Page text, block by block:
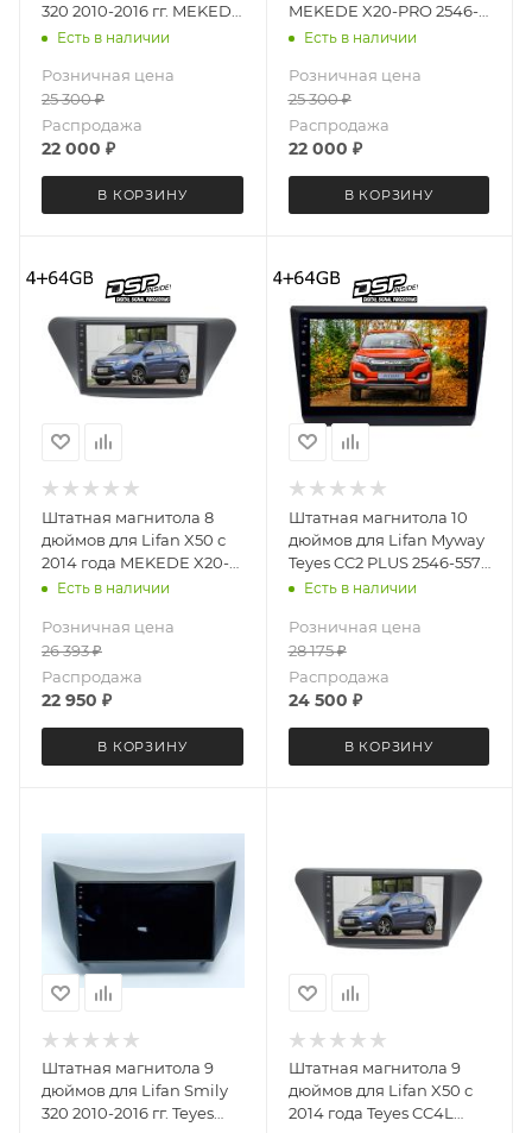
320 2010-2016 гг. MEKEDE
X20-PRO 3308-6481
4+64 Gb 8 ядер
Есть в наличии
Розничная цена
25 300₽
Распродажа
22 000 ₽
В КОРЗИНУ
MEKEDE X20-PRO 2546-
6480 (крутилки) Android
Есть в наличии
Розничная цена
25 300₽
Распродажа
22 000 ₽
В КОРЗИНУ
Штатная магнитола 8
дюймов для Lifan X50 с
2014 года MEKEDE X20-
PRO 4087-6481
4+64 Gb 8 ядер
Есть в наличии
Розничная цена
26 393₽
Распродажа
22 950 ₽
В КОРЗИНУ
Штатная магнитола 10
дюймов для Lifan Myway
Teyes CC2 PLUS 2546-5578
4+64G
Есть в наличии
Розничная цена
28 175₽
Распродажа
24 500 ₽
В КОРЗИНУ
Штатная магнитола 9
дюймов для Lifan Smily
320 2010-2016 гг. Teyes
Штатная магнитола 9
дюймов для Lifan X50 с
2014 года Teyes CC4L